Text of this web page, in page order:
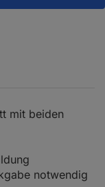
mit beiden
notwendig